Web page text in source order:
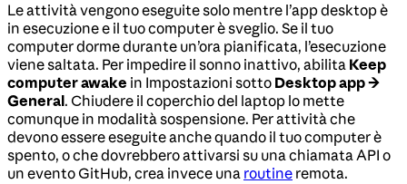
Le attività vengono eseguite solo mentre l’app desktop è
in esecuzione e il tuo computer è sveglio. Se il tuo
computer dorme durante un’ora pianificata, l’esecuzione
viene saltata. Per impedire il sonno inattivo, abilita Keep
computer awake in Impostazioni sotto Desktop app →
General. Chiudere il coperchio del laptop lo mette
comunque in modalità sospensione. Per attività che
devono essere eseguite anche quando il tuo computer è
spento, o che dovrebbero attivarsi su una chiamata API o
un evento GitHub, crea invece una routine remota.